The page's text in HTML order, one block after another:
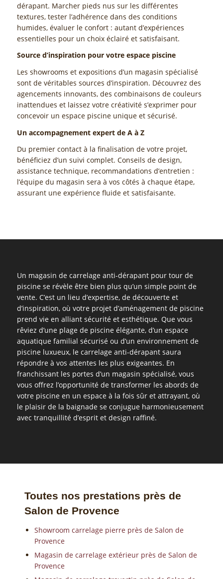
dérapant. Marcher pieds nus sur les différentes
textures, tester l’adhérence dans des conditions
humides, évaluer le confort : autant d’expériences
essentielles pour un choix éclairé et satisfaisant.
Source d’inspiration pour votre espace piscine
Les showrooms et expositions d’un magasin spécialisé
sont de véritables sources d’inspiration. Découvrez des
agencements innovants, des combinaisons de couleurs
inattendues et laissez votre créativité s’exprimer pour
concevoir un espace piscine unique et sécurisé.
Un accompagnement expert de A à Z
Du premier contact à la finalisation de votre projet,
bénéficiez d’un suivi complet. Conseils de design,
assistance technique, recommandations d’entretien :
l’équipe du magasin sera à vos côtés à chaque étape,
assurant une expérience fluide et satisfaisante.
Un magasin de carrelage anti-dérapant pour tour de
piscine se révèle être bien plus qu’un simple point de
vente. C’est un lieu d’expertise, de découverte et
d’inspiration, où votre projet d’aménagement de piscine
prend vie en alliant sécurité et esthétique. Que vous
rêviez d’une plage de piscine élégante, d’un espace
aquatique familial sécurisé ou d’un environnement de
piscine luxueux, le carrelage anti-dérapant saura
répondre à vos attentes les plus exigeantes. En
franchissant les portes d’un magasin spécialisé, vous
vous offrez l’opportunité de transformer les abords de
votre piscine en un espace à la fois sûr et attrayant, où
le plaisir de la baignade se conjugue harmonieusement
avec tranquillité d’esprit et design raffiné.
Toutes nos prestations près de
Salon de Provence
Showroom carrelage pierre près de Salon de
Provence
Magasin de carrelage extérieur près de Salon de
Provence